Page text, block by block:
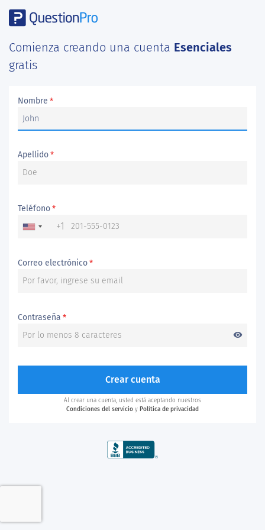
Comienza creando una cuenta Esenciales
gratis
Nombre *
Apellido*
Teléfono*
+1
Correo electrónico*
Contraseña *
visibility
Crear cuenta
Al crear una cuenta, usted está aceptando nuestros
Condiciones del servicio y Política de privacidad